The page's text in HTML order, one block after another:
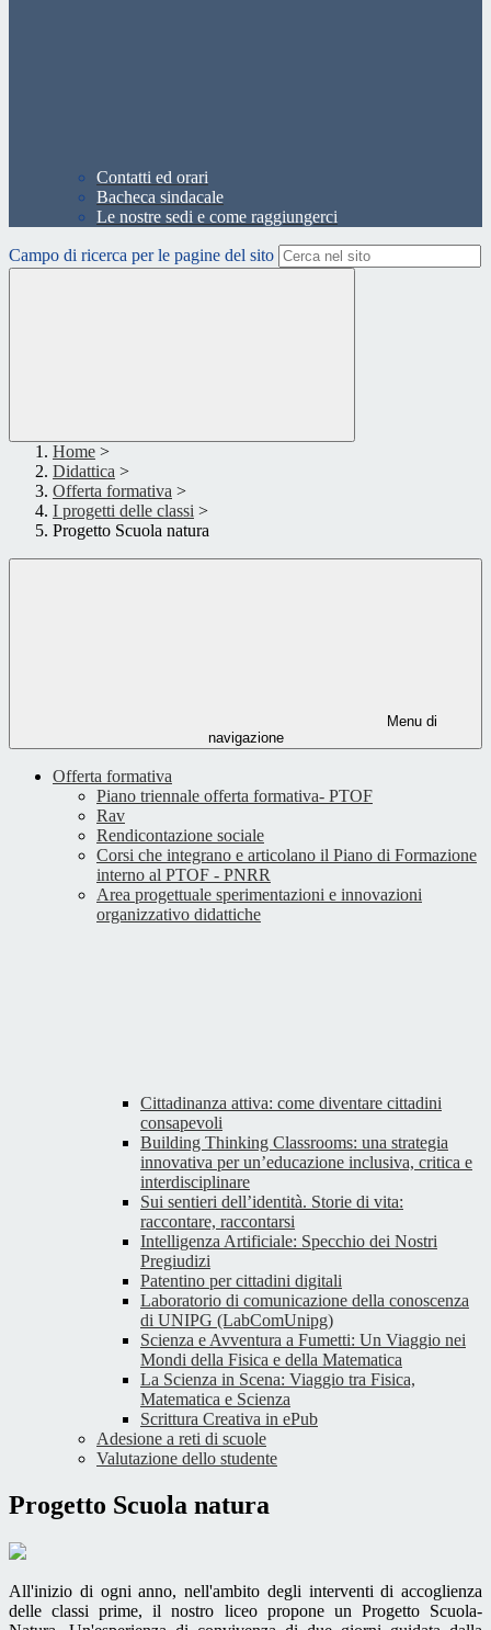
Contatti ed orari
Bacheca sindacale
Le nostre sedi e come raggiungerci
Campo di ricerca per le pagine del sito
Home >
Didattica >
Offerta formativa >
I progetti delle classi >
Progetto Scuola natura
Menu di
navigazione
Offerta formativa
Piano triennale offerta formativa- PTOF
Rav
Rendicontazione sociale
Corsi che integrano e articolano il Piano di Formazione
interno al PTOF - PNRR
Area progettuale sperimentazioni e innovazioni
organizzativo didattiche
Cittadinanza attiva: come diventare cittadini
consapevoli
Building Thinking Classrooms: una strategia
innovativa per un’educazione inclusiva, critica e
interdisciplinare
Sui sentieri dell’identità. Storie di vita:
raccontare, raccontarsi
Intelligenza Artificiale: Specchio dei Nostri
Pregiudizi
Patentino per cittadini digitali
Laboratorio di comunicazione della conoscenza
di UNIPG (LabComUnipg)
Scienza e Avventura a Fumetti: Un Viaggio nei
Mondi della Fisica e della Matematica
La Scienza in Scena: Viaggio tra Fisica,
Matematica e Scienza
Scrittura Creativa in ePub
Adesione a reti di scuole
Valutazione dello studente
Progetto Scuola natura
All'inizio di ogni anno, nell'ambito degli interventi di accoglienza
delle classi prime, il nostro liceo propone un Progetto Scuola-